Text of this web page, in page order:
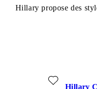
Hillary propose des
(Marron
Hillary
Ajouter